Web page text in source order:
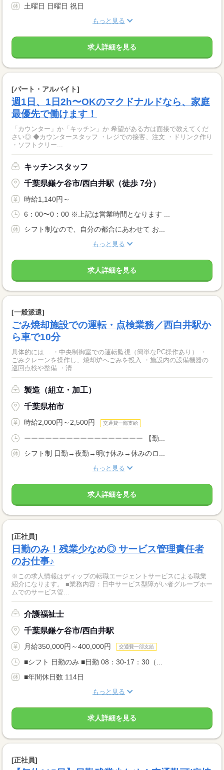
土曜日 日曜日 祝日
もっと見る
求人詳細を見る
[パート・アルバイト]
週1日、1日2h〜OKのマクドナルドなら、家庭
最優先で働けます！
「カウンター」か「キッチン」か 希望がある方は面接で教えてくだ
さい◎ ◆カウンタースタッフ ・レジでの接客、注文 ・ドリンク作り
・ソフトクリー...
キッチンスタッフ
千葉県鎌ケ谷市/西白井駅（徒歩 7分）
時給1,140円～
6：00〜0：00 ※上記は営業時間となります ...
シフト制なので、自分の都合にあわせて お...
もっと見る
求人詳細を見る
[一般派遣]
ごみ焼却施設での運転・点検業務／西白井駅か
ら車で10分
具体的には… ・中央制御室での運転監視（簡単なPC操作あり） ・
ごみクレーンを操作し、焼却炉へごみを投入 ・施設内の設備機器の
巡回点検や整備 ・清...
製造（組立・加工）
千葉県柏市
時給2,000円～2,500円 交通費一部支給
ーーーーーーーーーーーーーーーーー 【勤...
シフト制 日勤→夜勤→明け休み→休みのロ...
もっと見る
求人詳細を見る
[正社員]
日勤のみ！残業少なめ◎ サービス管理責任者
のお仕事♪
※この求人情報はディップの転職エージェントサービスによる職業
紹介になります。 ■業務内容：日中サービス型障がい者グループホー
ムでのサービス管...
介護福祉士
千葉県鎌ケ谷市/西白井駅
月給350,000円～400,000円 交通費一部支給
■シフト 日勤のみ ■日勤 08：30-17：30（...
■年間休日数 114日
もっと見る
求人詳細を見る
[正社員]